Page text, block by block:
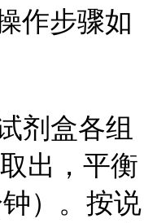
作步骤如
剂盒各组
出，平衡
）。按说